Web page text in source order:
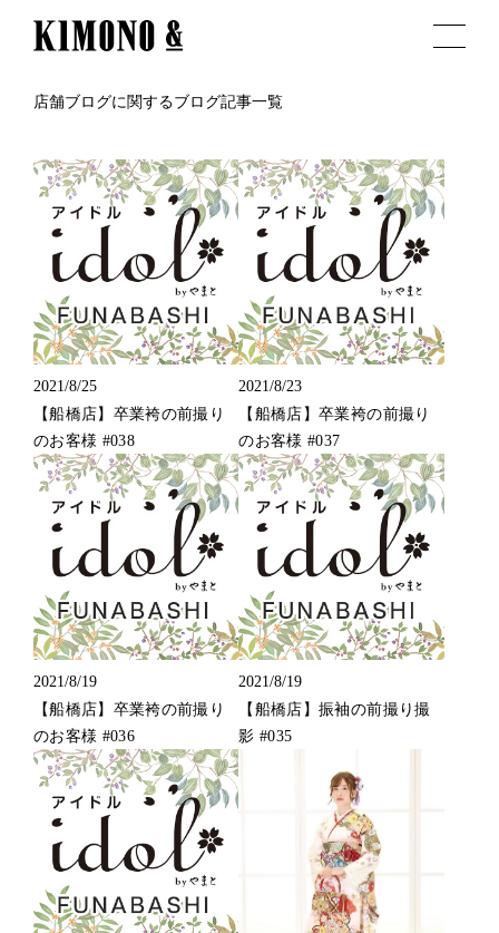
店舗ブログに関するブログ記事一覧
2021/8/25
【船橋店】卒業袴の前撮り
のお客様 #038
2021/8/23
【船橋店】卒業袴の前撮り
のお客様 #037
2021/8/19
【船橋店】卒業袴の前撮り
のお客様 #036
2021/8/19
【船橋店】振袖の前撮り撮
影 #035